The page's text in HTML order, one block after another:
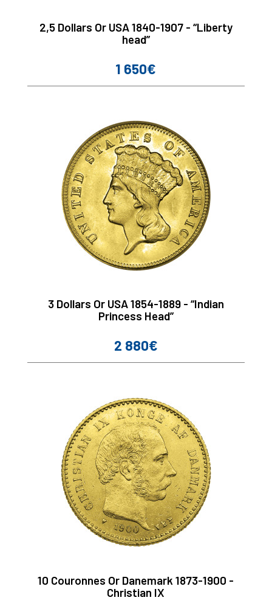
2,5 Dollars Or USA 1840-1907 - “Liberty
head”
Prix
1 650€
3 Dollars Or USA 1854-1889 - “Indian
Princess Head”
Prix
2 880€
10 Couronnes Or Danemark 1873-1900 -
Christian IX